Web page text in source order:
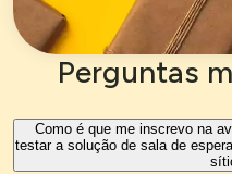
Perguntas
Como é que me inscrevo na
testar a solução de sala de